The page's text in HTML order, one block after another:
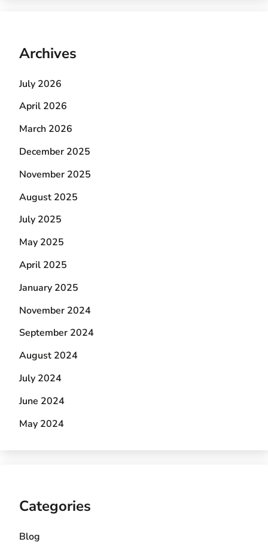
Archives
July 2026
April 2026
March 2026
December 2025
November 2025
August 2025
July 2025
May 2025
April 2025
January 2025
November 2024
September 2024
August 2024
July 2024
June 2024
May 2024
Categories
Blog